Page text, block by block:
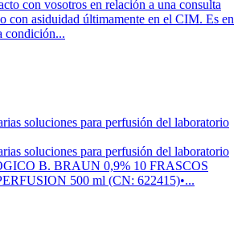
con vosotros en relación a una consulta
con asiduidad últimamente en el CIM. Es en
condición...
soluciones para perfusión del laboratorio
soluciones para perfusión del laboratorio
B. BRAUN 0,9% 10 FRASCOS
500 ml (CN: 622415)•...